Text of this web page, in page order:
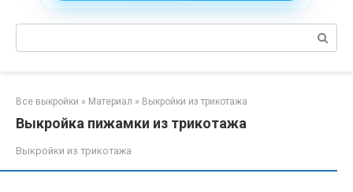
Поиск:
Все выкройки » Материал » Выкройки из трикотажа
Выкройка пижамки из трикотажа
Выкройки из трикотажа